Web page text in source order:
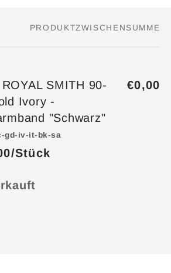
PRODUKTZWISCHENSUMME
SMITH 90-
Ivory -
"Schwarz"
gd-iv-it-bk-sa
Stück
€0,00